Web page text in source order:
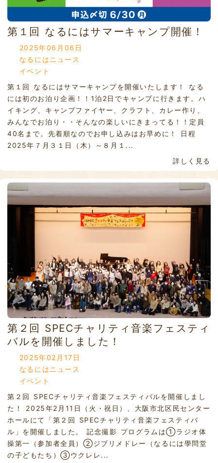
第１回 なるにはサマーキャンプ開催！
2025年06月06日
なるにはニュース
イベント
第１回 なるにはサマーキャンプを開催いたします！ なる
には初のお泊り企画！！1泊2日でキャンプに行きます。ハ
イキング、キャンプファイヤー、クラフト、カレー作り、
みんなでお泊り・・そんなの楽しいにきまってる！！定員
40名まで。先着順なのでお申し込みはお早めに！ 日程
2025年７月３１日（木）～８月１...
詳しく見る
第２回 SPECチャリティ音楽フェスティ
バルを開催しました！
2025年02月17日
なるにはニュース
イベント
第２回 SPECチャリティ音楽フェスティバルを開催しまし
た！ 2025年2月11日（火・祝日）、大阪市北区民センター
ホールにて「第２回 SPECチャリティ音楽フェスティバ
ル」を開催しました。 記念撮影 プログラムは①ラジオ体
操第一（参加者全員）②ジブリメドレー（なるには學問堂
の子どもたち）③ウクレレ...